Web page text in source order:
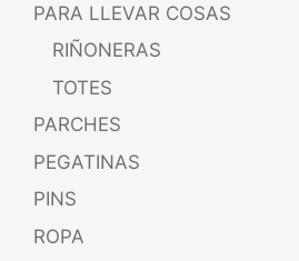
PARA LLEVAR COSAS
RIÑONERAS
TOTES
PARCHES
PEGATINAS
PINS
ROPA